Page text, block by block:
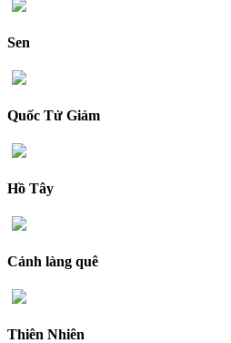
Sen
Quốc Tử Giám
Hồ Tây
Cảnh làng quê
Thiên Nhiên